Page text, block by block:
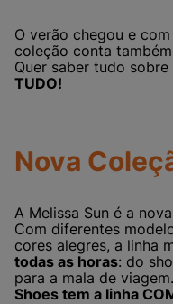
O verão chegou e com
coleção conta
Quer saber tudo
TUDO!
Nova
A Melissa Sun é a nova
Com diferentes
cores alegres, a linha
todas as horas: do
para a mala de
Shoes tem a linha